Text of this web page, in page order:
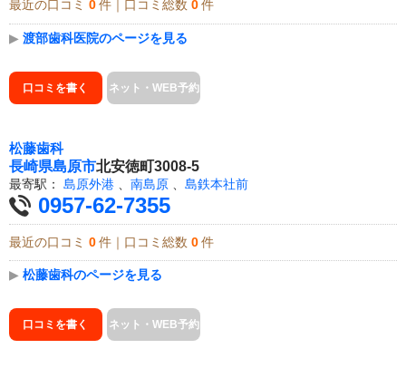
最近の口コミ 0 件｜口コミ総数 0 件
▶ 渡部歯科医院のページを見る
口コミを書く ネット・WEB予約
松藤歯科
長崎県島原市北安徳町3008-5
最寄駅： 島原外港 南島原 島鉄本社前
0957-62-7355
最近の口コミ 0 件｜口コミ総数 0 件
▶ 松藤歯科のページを見る
口コミを書く ネット・WEB予約